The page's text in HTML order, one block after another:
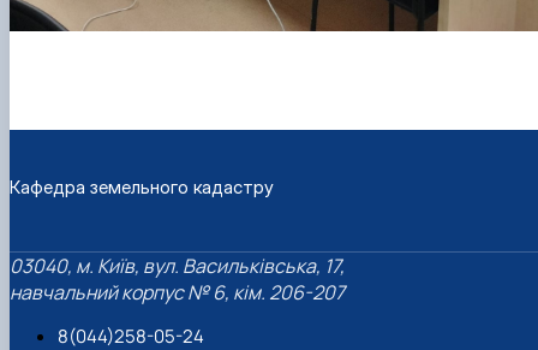
Кафедра земельного кадастру
03040, м. Київ, вул. Васильківська, 17,
навчальний корпус № 6, кім. 206-207
8(044)258-05-24